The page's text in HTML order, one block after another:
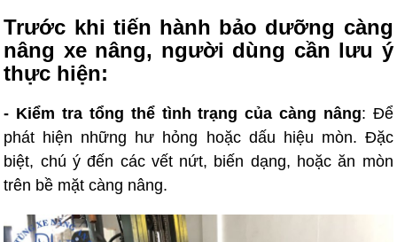
Trước khi tiến hành bảo dưỡng càng
nâng xe nâng, người dùng cần lưu ý
thực hiện:
- Kiểm tra tổng thể tình trạng của càng nâng: Để
phát hiện những hư hỏng hoặc dấu hiệu mòn. Đặc
biệt, chú ý đến các vết nứt, biến dạng, hoặc ăn mòn
trên bề mặt càng nâng.